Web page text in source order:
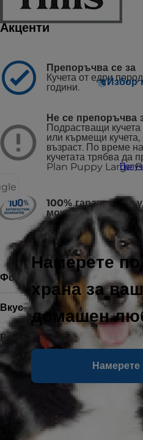
Избор
Намерете
храна за
домашен
Намерете
Акценти
Препоръчва се за
Кучета от едри
години.
Не се препоръчва
Подрастващи
или кърмещи
възраст. По време
кучетата трябва да
Plan Puppy Large
100% гаранция за
можете да върнете
Форма на храната Суха храна
Вкус
Размери 18 kg
Съставки